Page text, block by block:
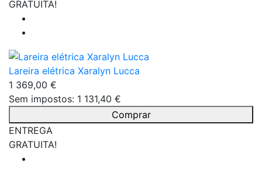
GRATUITA!
Lareira elétrica Xaralyn Lucca
1 369,00 €
Sem impostos: 1 131,40 €
Comprar
ENTREGA
GRATUITA!